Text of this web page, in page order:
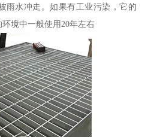
雨水冲走。如果有工业污染，它的
境中一般使用20年左右